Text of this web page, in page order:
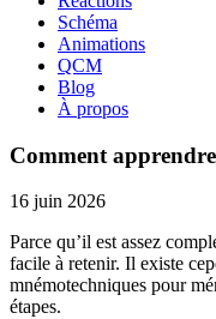
Schéma
Animations
QCM
Blog
À propos
Comment
16 juin 2026
Parce qu’il est assez
facile à retenir. Il existe
mnémotechniques pour
étapes.